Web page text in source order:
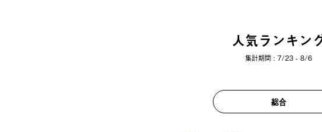
人気ランキン
集計期間 : 7/23 - 8/6
総合